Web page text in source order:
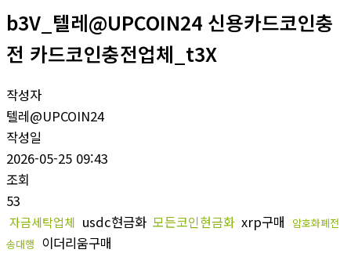
b3V_텔레@UPCOIN24 신용카드코인충
전 카드코인충전업체_t3X
작성자
텔레@UPCOIN24
작성일
2026-05-25 09:43
조회
53
자금세탁업체 usdc현금화 모든코인현금화 xrp구매
암호화폐전
송대행 이더리움구매